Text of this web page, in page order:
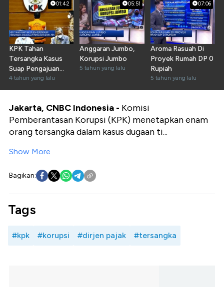
01:42
KPK Tahan
Tersangka Kasus
Suap Pengajuan
Dana PEN
4 tahun yang lalu
05:51
Anggaran Jumbo,
Korupsi Jumbo
5 tahun yang lalu
07:06
Aroma Rasuah Di
Proyek Rumah DP 0
Rupiah
5 tahun yang lalu
Jakarta, CNBC Indonesia - Komisi
Pemberantasan Korupsi (KPK) menetapkan enam
orang tersangka dalam kasus dugaan ti...
Show More
Bagikan:
Tags
#kpk #korupsi #dirjen pajak #tersangka